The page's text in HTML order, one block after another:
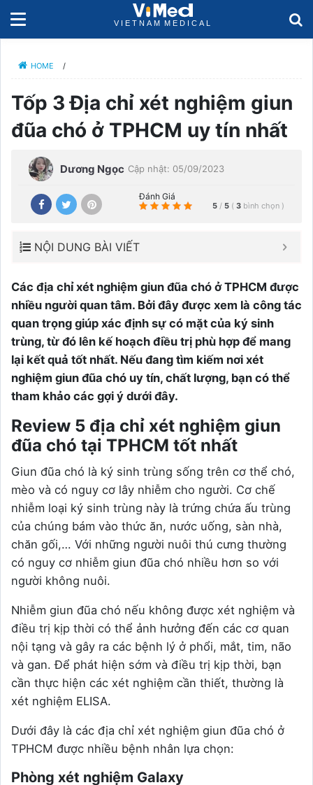
HOME /
Tốp 3 Địa chỉ xét nghiệm giun
đũa chó ở TPHCM uy tín nhất
Dương Ngọc Cập nhật: 05/09/2023
Đánh Giá
5 / 5 ( 3 bình chọn )
NỘI DUNG BÀI VIẾT
Các địa chỉ xét nghiệm giun đũa chó ở TPHCM được
nhiều người quan tâm. Bởi đây được xem là công tác
quan trọng giúp xác định sự có mặt của ký sinh
trùng, từ đó lên kế hoạch điều trị phù hợp để mang
lại kết quả tốt nhất. Nếu đang tìm kiếm nơi xét
nghiệm giun đũa chó uy tín, chất lượng, bạn có thể
tham khảo các gợi ý dưới đây.
Review 5 địa chỉ xét nghiệm giun
đũa chó tại TPHCM tốt nhất
Giun đũa chó là ký sinh trùng sống trên cơ thể chó,
mèo và có nguy cơ lây nhiễm cho người. Cơ chế
nhiễm loại ký sinh trùng này là trứng chứa ấu trùng
của chúng bám vào thức ăn, nước uống, sàn nhà,
chăn gối,… Với những người nuôi thú cưng thường
có nguy cơ nhiễm giun đũa chó nhiều hơn so với
người không nuôi.
Nhiễm giun đũa chó nếu không được xét nghiệm và
điều trị kịp thời có thể ảnh hưởng đến các cơ quan
nội tạng và gây ra các bệnh lý ở phổi, mắt, tim, não
và gan. Để phát hiện sớm và điều trị kịp thời, bạn
cần thực hiện các xét nghiệm cần thiết, thường là
xét nghiệm ELISA.
Dưới đây là các địa chỉ xét nghiệm giun đũa chó ở
TPHCM được nhiều bệnh nhân lựa chọn:
Phòng xét nghiệm Galaxy